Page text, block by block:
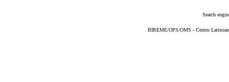
Search
BIREME/OPS/OMS - Centro